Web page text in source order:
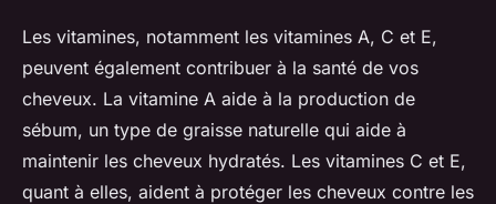
Les vitamines, notamment les vitamines A, C et E,
peuvent également contribuer à la santé de vos
cheveux. La vitamine A aide à la production de
sébum, un type de graisse naturelle qui aide à
maintenir les cheveux hydratés. Les vitamines C et E,
quant à elles, aident à protéger les cheveux contre les